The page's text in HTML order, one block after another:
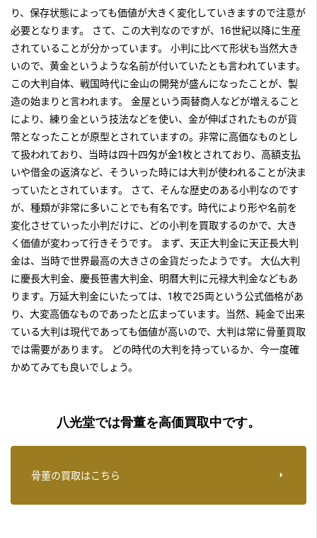
り、保存状態によっても価値が大きく変化していきますので注意が
必要となります。 さて、この大判なのですが、16世紀以降に生産
されていることが分かっています。 小判に比べて形状も当然大き
いので、黄金というような名前が付いていたとも言われています。
この大判自体、戦国時代に金山の開発が盛んになったことが、製
造の始まりと言われます。 金屋という両替商人などが増えること
により、練り金という技法などを使い、金が伸ばされたものが貨
幣となったことが原型とされていますの。非常に高価なものとし
て扱われており、当時は四十四匁が金1枚とされており、高額支払
いや借金の返済など、そういった時には大判が使われることが決ま
っていたとされています。 さて、そんな歴史のある小判なのです
が、種類が非常に多いことでも有名です。時代により形や名前を
変化させていった小判だけに、どの小判を買取するのかで、大き
く価値が変わって行きそうです。 まず、天正大判金に天正長大判
金は、当時で世界最高の大きさの金貨だったようです。 大仏大判
に慶長大判金、慶長笹書大判金、明暦大判に元禄大判金などもあ
ります。万延大判金にいたっては、1枚で25両という公式価格があ
り、大変高価なものであったと広まっています。当然、純金で出来
ている大判は現代であっても価値が高いので、 大判は常に骨董買取
では需要があります。
どの時代の大判を持っているか、今一度確
かめてみても良いでしょう。
八光堂では骨董を高価買取中です。
骨董の買取はこちら